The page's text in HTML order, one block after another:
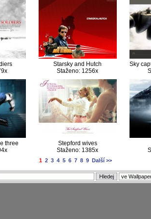
Starsky and Hutch
Staženo: 1256x
Sky
three
Stepford wives
Staženo: 1385x
1 2 3 4 5 6 7 8 9 Další >>